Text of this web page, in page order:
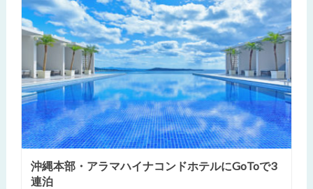
沖縄本部・アラマハイナコンドホテルにGoToで3
連泊